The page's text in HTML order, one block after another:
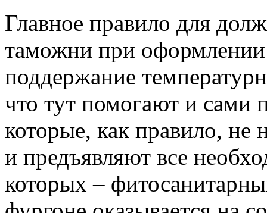
Главное правило для
таможни при оформлении
поддержание
что тут помогают и сами
которые, как правило,
и предъявляют все
которых –